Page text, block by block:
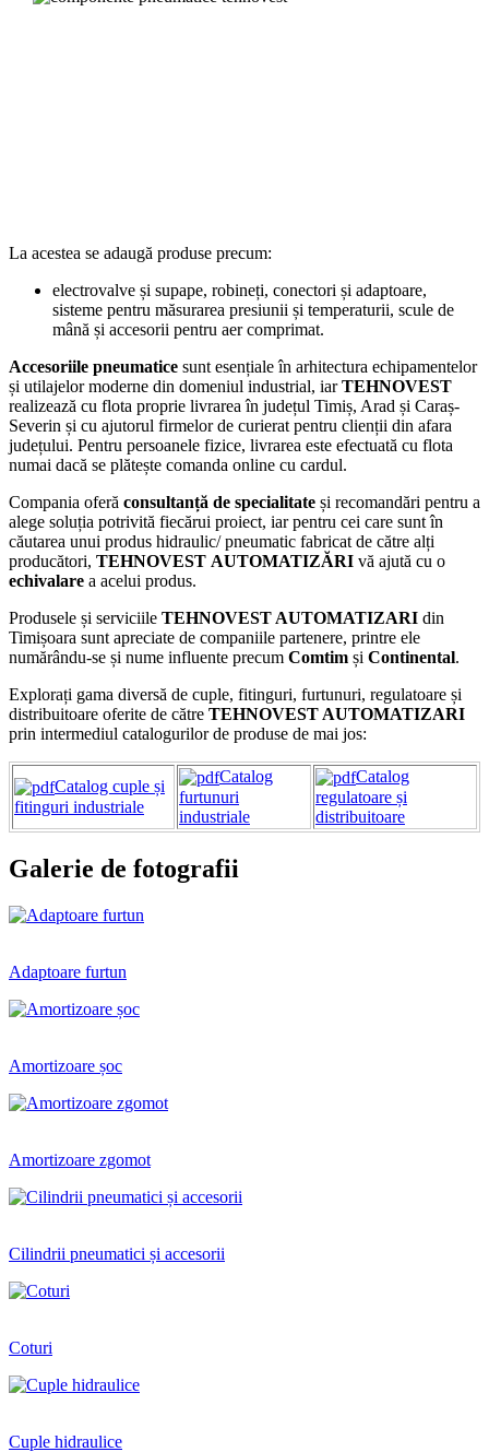
La acestea se adaugă produse precum:
electrovalve și supape, robineți, conectori și adaptoare,
sisteme pentru măsurarea presiunii și temperaturii, scule de
mână și accesorii pentru aer comprimat.
Accesoriile pneumatice sunt esențiale în arhitectura echipamentelor
și utilajelor moderne din domeniul industrial, iarTEHNOVEST
realizează cu flota proprie livrarea în județul Timiș, Arad și Caraș-
Severin și cu ajutorul firmelor de curierat pentru clienții din afara
județului. Pentru persoanele fizice, livrarea este efectuată cu flota
numai dacă se plătește comanda online cu cardul.
Compania oferă consultanță de specialitate și recomandări pentru a
alege soluția potrivită fiecărui proiect, iar pentru cei care sunt în
căutarea unui produs hidraulic/ pneumatic fabricat de către alți
producători, TEHNOVEST AUTOMATIZĂRI vă ajută cu o
echivalare a acelui produs.
Produsele și serviciile TEHNOVEST AUTOMATIZARI din
Timișoara sunt apreciate de companiile partenere, printre ele
numărându-se și nume influente precum Comtim și Continental.
Explorați gama diversă de cuple, fitinguri, furtunuri, regulatoare și
distribuitoare oferite de către TEHNOVEST AUTOMATIZARI
prin intermediul catalogurilor de produse de mai jos:
Catalog cuple și
fitinguri industriale
Catalog
furtunuri
industriale
Catalog
regulatoare și
distribuitoare
Galerie de fotografii
Adaptoare furtun
Amortizoare șoc
Amortizoare zgomot
Cilindrii pneumatici și accesorii
Coturi
Cuple hidraulice